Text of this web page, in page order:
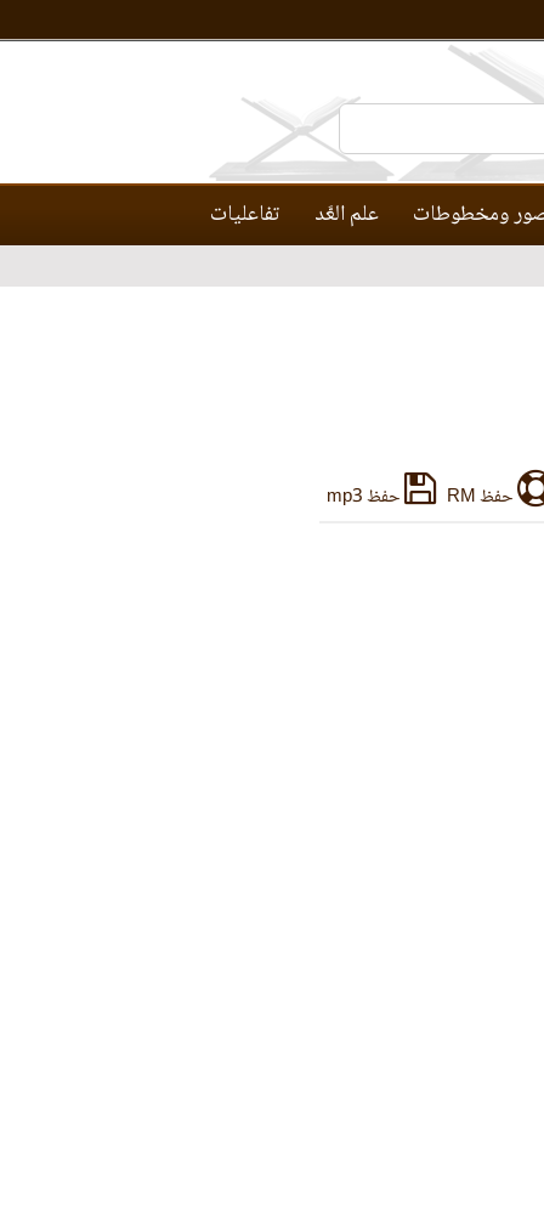
ومخطوطات علم العَّد تفاعليات
حفظ RM حفظ mp3